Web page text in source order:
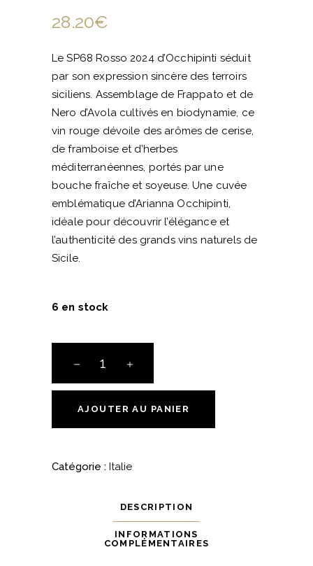
28.20€
Le SP68 Rosso 2024 d’Occhipinti séduit
par son expression sincère des terroirs
siciliens. Assemblage de Frappato et de
Nero d’Avola cultivés en biodynamie, ce
vin rouge dévoile des arômes de cerise,
de framboise et d’herbes
méditerranéennes, portés par une
bouche fraîche et soyeuse. Une cuvée
emblématique d’Arianna Occhipinti,
idéale pour découvrir l’élégance et
l’authenticité des grands vins naturels de
Sicile.
6 en stock
rouge
quantité
AJOUTER AU PANIER
Catégorie : Italie
DESCRIPTION
INFORMATIONS
COMPLÉMENTAIRES